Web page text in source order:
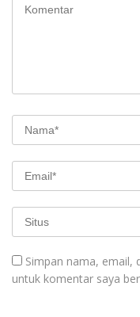
Simpan nama, email,
untuk komentar saya